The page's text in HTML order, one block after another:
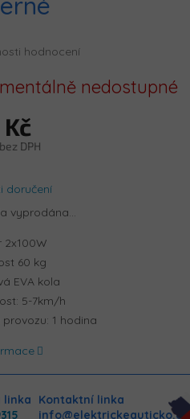
hodnocení
nedostupné
DPH
doručení
vyprodána…
2x100W
60 kg
EVA kola
5-7km/h
1 hodina
linka
Kontaktní linka
info@elektrickeauticko.cz